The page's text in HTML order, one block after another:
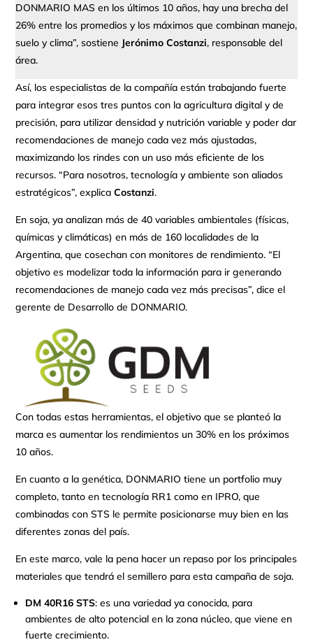
DONMARIO MAS en los últimos 10 años, hay una brecha del
26% entre los promedios y los máximos que combinan manejo,
suelo y clima”, sostiene Jerónimo Costanzi, responsable del
área.
Así, los especialistas de la compañía están trabajando fuerte
para integrar esos tres puntos con la agricultura digital y de
precisión, para utilizar densidad y nutrición variable y poder dar
recomendaciones de manejo cada vez más ajustadas,
maximizando los rindes con un uso más eficiente de los
recursos. “Para nosotros, tecnología y ambiente son aliados
estratégicos”, explicaCostanzi.
En soja, ya analizan más de 40 variables ambientales (físicas,
químicas y climáticas) en más de 160 localidades de la
Argentina, que cosechan con monitores de rendimiento. “El
objetivo es modelizar toda la información para ir generando
recomendaciones de manejo cada vez más precisas”, dice el
gerente de Desarrollo de DONMARIO.
Con todas estas herramientas, el objetivo que se planteó la
marca es aumentar los rendimientos un 30% en los próximos
10 años.
En cuanto a la genética, DONMARIO tiene un portfolio muy
completo, tanto en tecnología RR1 como en IPRO, que
combinadas con STS le permite posicionarse muy bien en las
diferentes zonas del país.
En este marco, vale la pena hacer un repaso por los principales
materiales que tendrá el semillero para esta campaña de soja.
DM 40R16 STS: es una variedad ya conocida, para
ambientes de alto potencial en la zona núcleo, que viene en
fuerte crecimiento.